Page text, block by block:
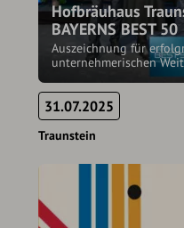
Hofbräuhaus
BAYERNS BEST 50
Auszeichnung für
unternehmerischen
31.07.2025
Traunstein